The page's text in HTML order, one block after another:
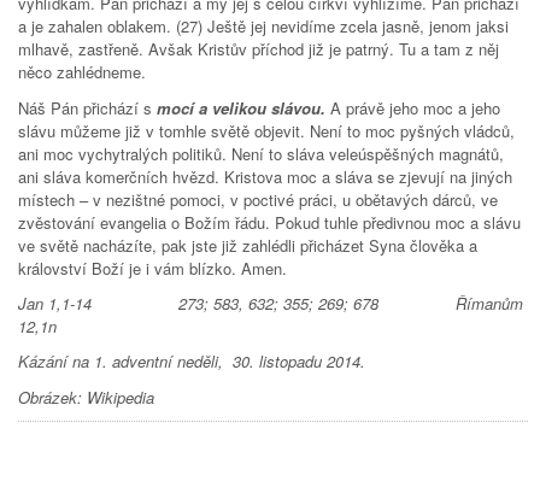
a je zahalen oblakem. (27) Ještě jej nevidíme zcela jasně, jenom jaksi
mlhavě, zastřeně. Avšak Kristův příchod již je patrný. Tu a tam z něj
něco zahlédneme.
Náš Pán přichází s mocí a velikou slávou. A právě jeho moc a jeho
slávu můžeme již v tomhle světě objevit. Není to moc pyšných vládců,
ani moc vychytralých politiků. Není to sláva veleúspěšných magnátů,
ani sláva komerčních hvězd. Kristova moc a sláva se zjevují na jiných
místech – v nezištné pomoci, v poctivé práci, u obětavých dárců, ve
zvěstování evangelia o Božím řádu. Pokud tuhle předivnou moc a slávu
ve světě nacházíte, pak jste již zahlédli přicházet Syna člověka a
království Boží je i vám blízko. Amen.
Jan 1,1-14 273; 583, 632; 355; 269; 678 Římanům
12,1n
Kázání na 1. adventní neděli, 30. listopadu 2014.
Obrázek: Wikipedia